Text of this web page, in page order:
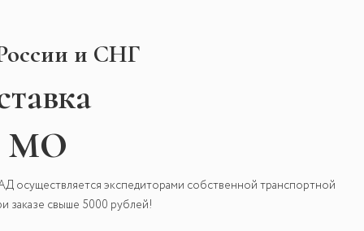
и СНГ
МО
осуществляется экспедиторами собственной транспортной
заказе свыше 5000 рублей!